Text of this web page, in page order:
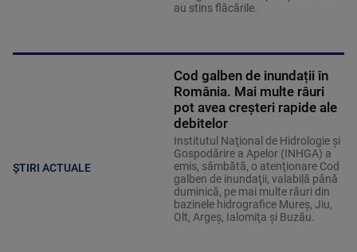
au stins flăcările.
ȘTIRI ACTUALE
Cod galben de inundații în
România. Mai multe râuri
pot avea creșteri rapide ale
debitelor
Institutul Naţional de Hidrologie şi
Gospodărire a Apelor (INHGA) a
emis, sâmbătă, o atenţionare Cod
galben de inundaţii, valabilă până
duminică, pe mai multe râuri din
bazinele hidrografice Mureş, Jiu,
Olt, Argeş, Ialomiţa şi Buzău.